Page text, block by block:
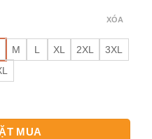
M L XL 2XL
3XL
XÓA
- Đa dạng mẫu mã số
MUA